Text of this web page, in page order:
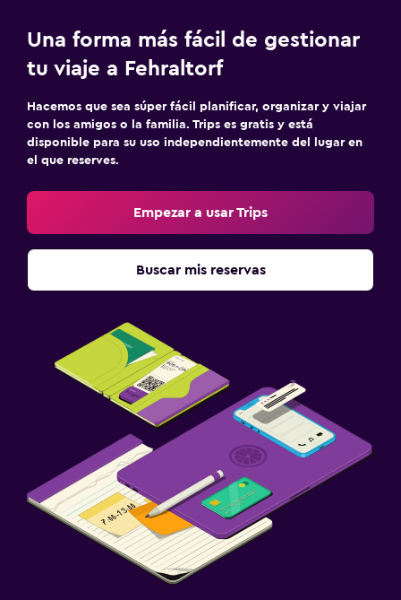
Una forma más fácil de gestionar
tu viaje a Fehraltorf
Hacemos que sea súper fácil planificar, organizar y viajar
con los amigos o la familia. Trips es gratis y está
disponible para su uso independientemente del lugar en
el que reserves.
Empezar a usar Trips
Buscar mis reservas